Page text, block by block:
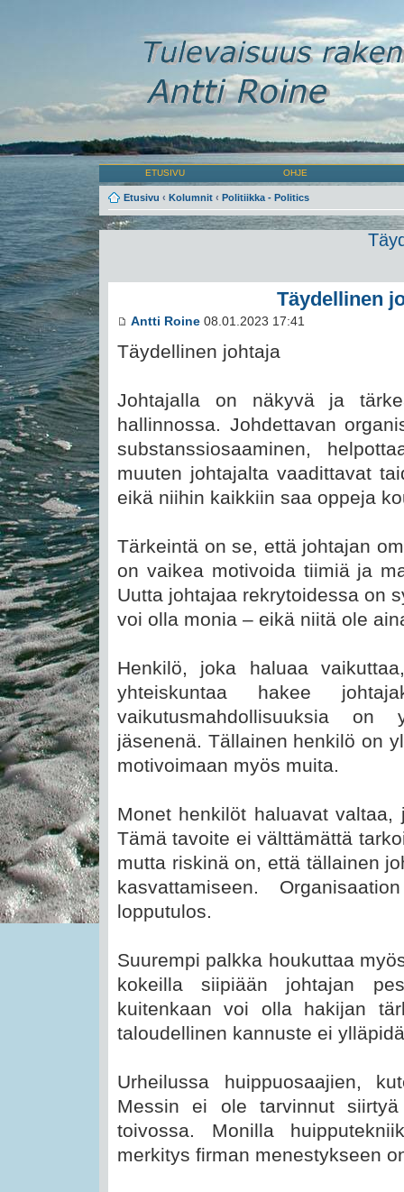
ETUSIVU OHJE
Etusivu ‹ Kolumnit ‹ Politiikka - Politics
Täydellinen
Antti Roine 08.01.2023 17:41
Täydellinen johtaja
Johtajalla on näkyvä ja
hallinnossa. Johdettavan
substanssiosaaminen,
muuten johtajalta vaadittavat
eikä niihin kaikkiin saa oppeja
Tärkeintä on se, että johtajan
on vaikea motivoida tiimiä ja
Uutta johtajaa rekrytoidessa on
voi olla monia – eikä niitä ole
Henkilö, joka haluaa
yhteiskuntaa hakee
vaikutusmahdollisuuksia
jäsenenä. Tällainen henkilö on
motivoimaan myös muita.
Monet henkilöt haluavat
Tämä tavoite ei välttämättä
mutta riskinä on, että tällainen
kasvattamiseen.
lopputulos.
Suurempi palkka houkuttaa
kokeilla siipiään johtajan
kuitenkaan voi olla hakijan
taloudellinen kannuste ei
Urheilussa huippuosaajien,
Messin ei ole tarvinnut siirtyä
toivossa. Monilla
merkitys firman menestykseen